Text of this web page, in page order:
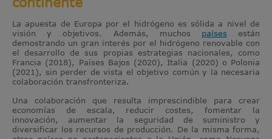
La apuesta de Europa por el hidrógeno es sólida a nivel de
visión y objetivos. Además, muchos países están
demostrando un gran interés por el hidrógeno renovable con
el desarrollo de sus propias estrategias nacionales, como
Francia (2018), Países Bajos (2020), Italia (2020) o Polonia
(2021), sin perder de vista el objetivo común y la necesaria
colaboración transfronteriza.
Una colaboración que resulta imprescindible para crear
economías de escala, reducir costes, fomentar la
innovación, aumentar la seguridad de suministro y
diversificar los recursos de producción. De la misma forma,